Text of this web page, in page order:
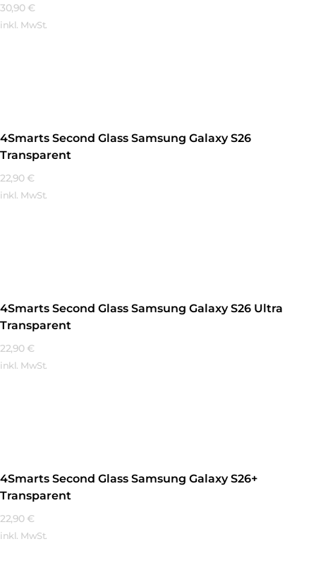
30,90 €
inkl. MwSt.
4Smarts Second Glass Samsung Galaxy S26
Transparent
22,90 €
inkl. MwSt.
4Smarts Second Glass Samsung Galaxy S26 Ultra
Transparent
22,90 €
inkl. MwSt.
4Smarts Second Glass Samsung Galaxy S26+
Transparent
22,90 €
inkl. MwSt.